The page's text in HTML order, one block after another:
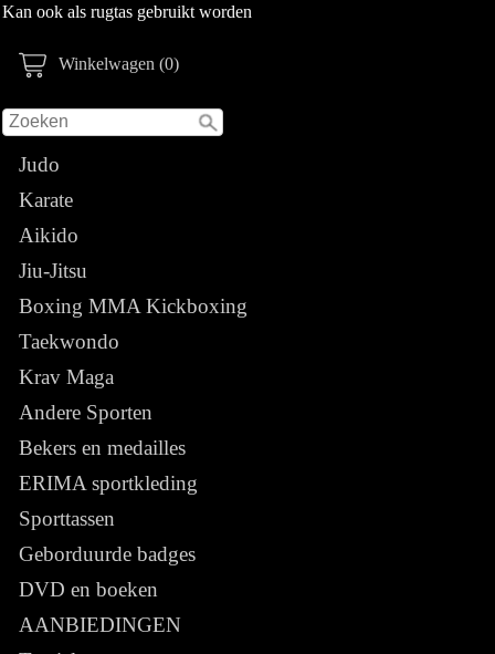
Winkelwagen (0)
Judo
Karate
Aikido
Jiu-Jitsu
Boxing MMA Kickboxing
Taekwondo
Krav Maga
Andere Sporten
Bekers en medailles
ERIMA sportkleding
Sporttassen
Geborduurde badges
DVD en boeken
AANBIEDINGEN
Kan ook als rugtas gebruikt worden